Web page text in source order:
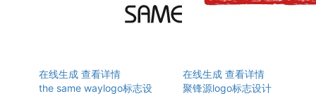
在线生成 查看详情
the same waylogo标志设
在线生成 查看详情
聚锋源logo标志设计